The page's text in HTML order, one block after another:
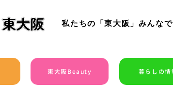
私たちの「東大阪」みんな
東大阪Beauty 暮らしの情